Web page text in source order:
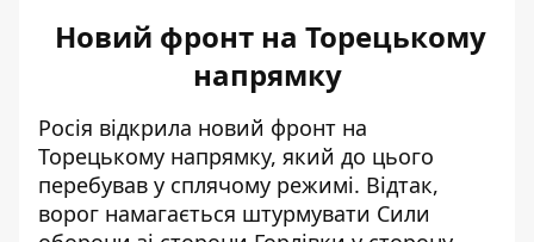
Новий фронт на Торецькому
напрямку
Росія відкрила новий фронт на
Торецькому напрямку, який до цього
перебував у сплячому режимі. Відтак,
ворог намагається штурмувати Сили